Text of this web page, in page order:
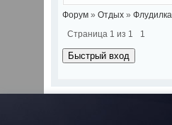
Форум » Отдых » Флудилка
Страница 1 из 1 1